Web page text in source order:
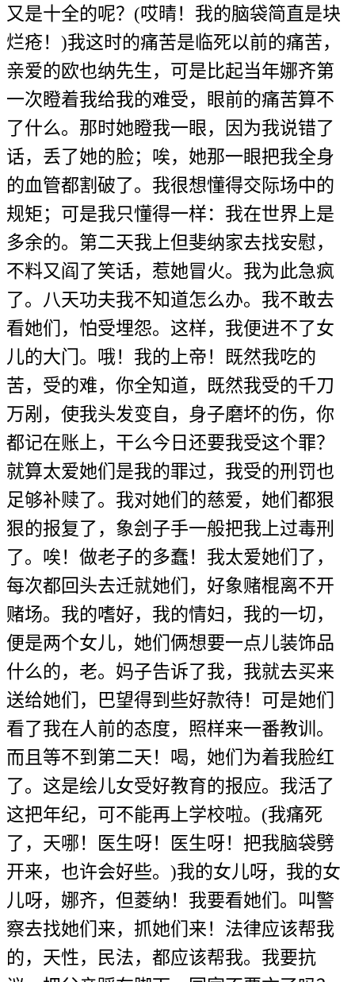
又是十全的呢？(哎晴！我的脑袋简直是块
烂疮！)我这时的痛苦是临死以前的痛苦，
亲爱的欧也纳先生，可是比起当年娜齐第
一次瞪着我给我的难受，眼前的痛苦算不
了什么。那时她瞪我一眼，因为我说错了
话，丢了她的脸；唉，她那一眼把我全身
的血管都割破了。我很想懂得交际场中的
规矩；可是我只懂得一样：我在世界上是
多余的。第二天我上但斐纳家去找安慰，
不料又阎了笑话，惹她冒火。我为此急疯
了。八天功夫我不知道怎么办。我不敢去
看她们，怕受埋怨。这样，我便进不了女
儿的大门。哦！我的上帝！既然我吃的
苦，受的难，你全知道，既然我受的千刀
万剐，使我头发变自，身子磨坏的伤，你
都记在账上，干么今日还要我受这个罪？
就算太爱她们是我的罪过，我受的刑罚也
足够补赎了。我对她们的慈爱，她们都狠
狠的报复了，象刽子手一般把我上过毒刑
了。唉！做老子的多蠢！我太爱她们了，
每次都回头去迁就她们，好象赌棍离不开
赌场。我的嗜好，我的情妇，我的一切，
便是两个女儿，她们俩想要一点儿装饰品
什么的，老。妈子告诉了我，我就去买来
送给她们，巴望得到些好款待！可是她们
看了我在人前的态度，照样来一番教训。
而且等不到第二天！喝，她们为着我脸红
了。这是绘儿女受好教育的报应。我活了
这把年纪，可不能再上学校啦。(我痛死
了，天哪！医生呀！医生呀！把我脑袋劈
开来，也许会好些。)我的女儿呀，我的女
儿呀，娜齐，但菱纳！我要看她们。叫警
察去找她们来，抓她们来！法律应该帮我
的，天性，民法，都应该帮我。我要抗